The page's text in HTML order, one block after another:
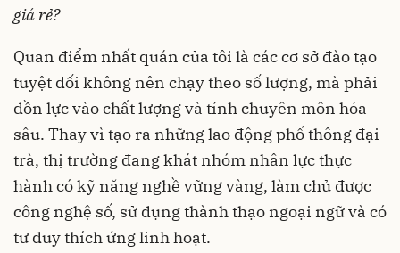
giá rẻ?
Quan điểm nhất quán của tôi là các cơ sở đào tạo
tuyệt đối không nên chạy theo số lượng, mà phải
dồn lực vào chất lượng và tính chuyên môn hóa
sâu. Thay vì tạo ra những lao động phổ thông đại
trà, thị trường đang khát nhóm nhân lực thực
hành có kỹ năng nghề vững vàng, làm chủ được
công nghệ số, sử dụng thành thạo ngoại ngữ và có
tư duy thích ứng linh hoạt.